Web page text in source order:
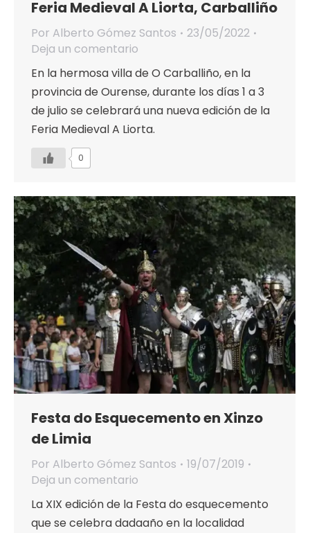
Feria Medieval A Liorta, Carballiño
Por Alberto Gómez Santos
23/05/2022
Deja un comentario
En la hermosa villa de O Carballiño, en la
provincia de Ourense, durante los días 1 a 3
de julio se celebrará una nueva edición de la
Feria Medieval A Liorta.
0
Festa do Esquecemento en Xinzo
de Limia
Por Alberto Gómez Santos
19/07/2019
Deja un comentario
La XIX edición de la Festa do esquecemento
que se celebra dadaaño en la localidad